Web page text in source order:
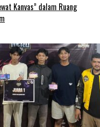
Kanvas” dalam Ruang